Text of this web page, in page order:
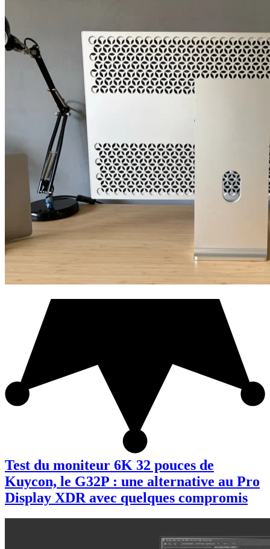
Test du moniteur 6K 32 pouces de
Kuycon, le G32P : une alternative au Pro
Display XDR avec quelques compromis